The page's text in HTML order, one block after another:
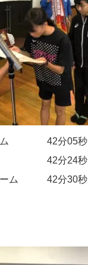
ーム 42分05秒
ム 42分24秒
ーム 42分30秒